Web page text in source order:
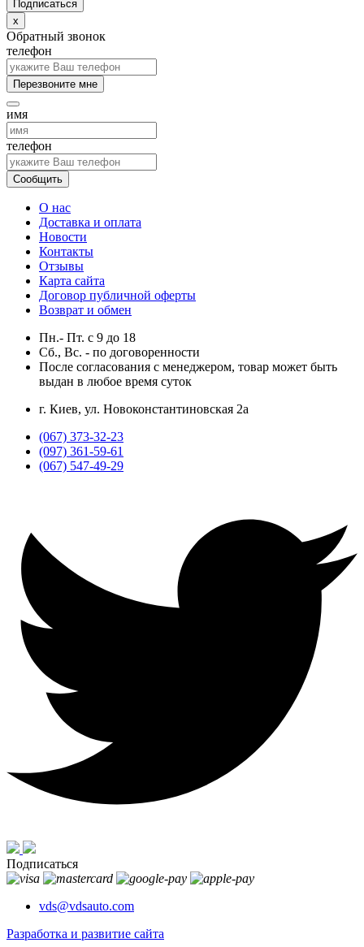
x
Обратный звонок
телефон
Перезвоните мне
имя
телефон
Сообщить
О нас
Доставка и оплата
Новости
Контакты
Отзывы
Карта сайта
Договор публичной оферты
Возврат и обмен
Пн.- Пт. с 9 до 18
Сб., Вс. - по договоренности
После согласования с менеджером, товар может быть
выдан в любое время суток
г. Киев, ул. Новоконстантиновская 2а
(067) 373-32-23
(097) 361-59-61
(067) 547-49-29
Подписаться
vds@vdsauto.com
Разработка и развитие сайта